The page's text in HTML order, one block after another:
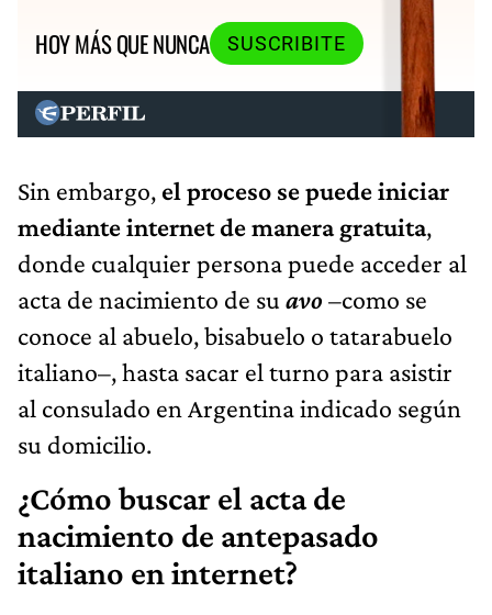
HOY MÁS QUE NUNCA
SUSCRIBITE
Sin embargo, el proceso se puede iniciar
mediante internet de manera gratuita,
donde cualquier persona puede acceder al
acta de nacimiento de su avo –como se
conoce al abuelo, bisabuelo o tatarabuelo
italiano–, hasta sacar el turno para asistir
al consulado en Argentina indicado según
su domicilio.
¿Cómo buscar el acta de
nacimiento de antepasado
italiano en internet?